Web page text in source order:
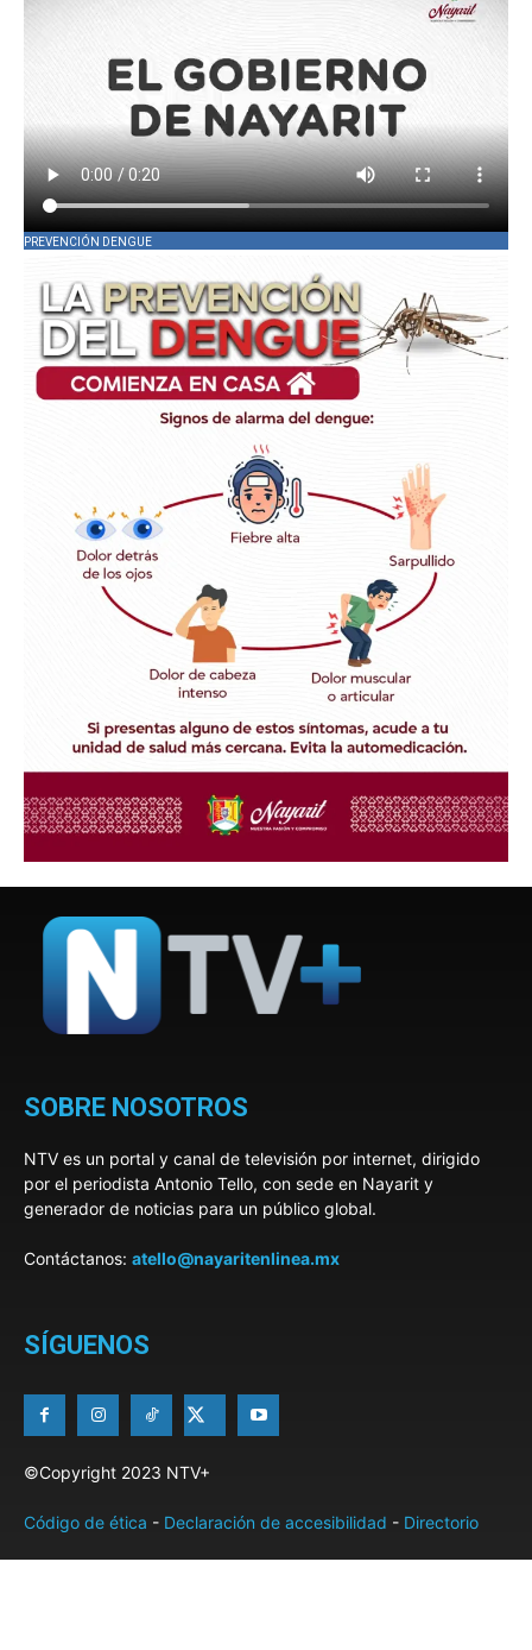
PREVENCIÓN DENGUE
SOBRE NOSOTROS
NTV es un portal y canal de televisión por internet, dirigido
por el periodista Antonio Tello, con sede en Nayarit y
generador de noticias para un público global.
Contáctanos: atello@nayaritenlinea.mx
SÍGUENOS
©Copyright 2023 NTV+
Código de ética - Declaración de accesibilidad - Directorio